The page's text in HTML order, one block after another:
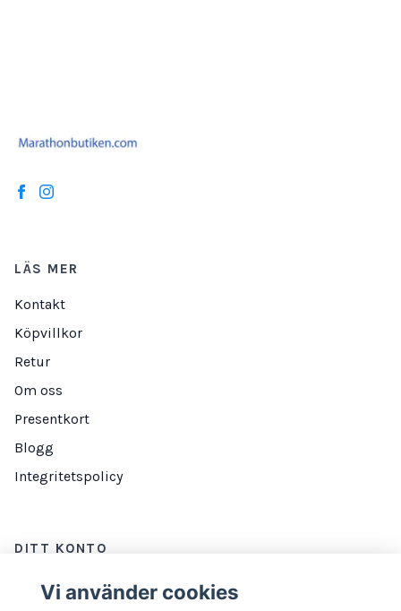
LÄS MER
Kontakt
Köpvillkor
Retur
Om oss
Presentkort
Blogg
Integritetspolicy
DITT KONTO
Logga in
Vi använder cookies